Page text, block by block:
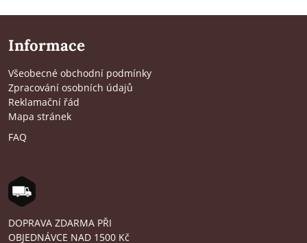
Informace
Všeobecné obchodní podmínky
Zpracování osobních údajů
Reklamační řád
Mapa stránek
FAQ
DOPRAVA ZDARMA PŘI
OBJEDNÁVCE NAD 1500 Kč